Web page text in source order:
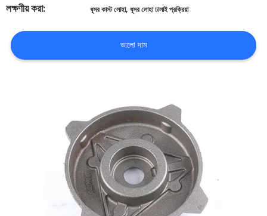
খবর
একটি
লক্ষণীয় করা:
ধূসর কাস্ট লোহা,ধূসর লোহা ঢালাই প্রক্রিয়া
ভালো দাম